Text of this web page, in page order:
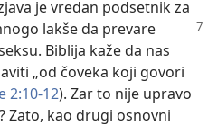
je vredan podsetnik za
lakše da prevare
Biblija kaže da nas
„od čoveka koji govori
2:10-12). Zar to nije upravo
Zato, kao drugi osnovni